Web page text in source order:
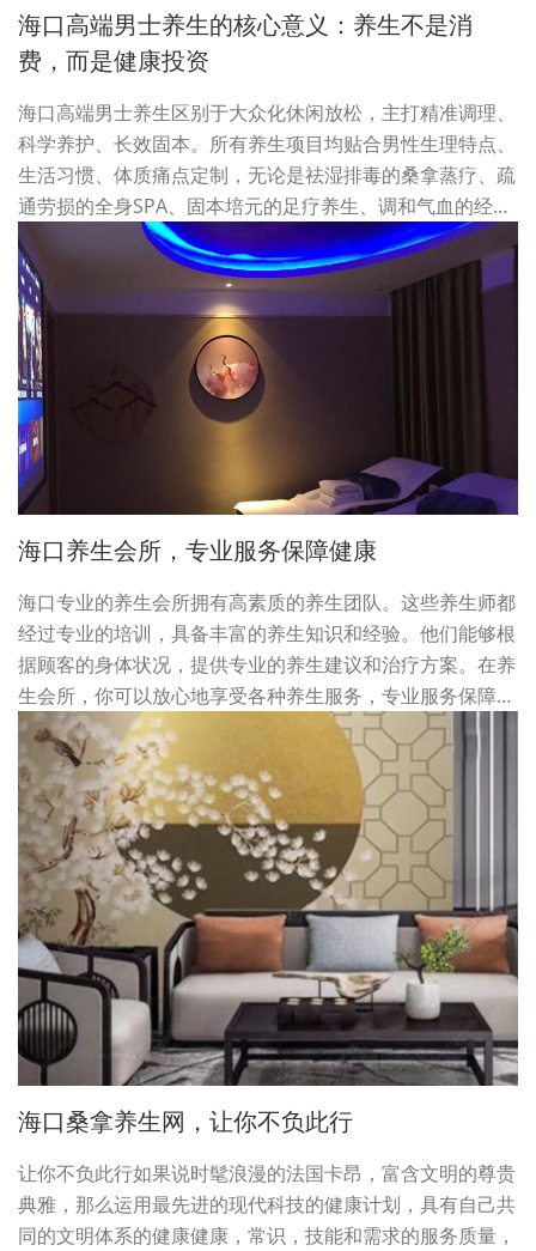
海口高端男士养生的核心意义：养生不是消
费，而是健康投资
海口高端男士养生区别于大众化休闲放松，主打精准调理、
科学养护、长效固本。所有养生项目均贴合男性生理特点、
生活习惯、体质痛点定制，无论是祛湿排毒的桑拿蒸疗、疏
通劳损的全身SPA、固本培元的足疗养生、调和气血的经…
海口养生会所，专业服务保障健康
海口专业的养生会所拥有高素质的养生团队。这些养生师都
经过专业的培训，具备丰富的养生知识和经验。他们能够根
据顾客的身体状况，提供专业的养生建议和治疗方案。在养
生会所，你可以放心地享受各种养生服务，专业服务保障…
海口桑拿养生网，让你不负此行
让你不负此行如果说时髦浪漫的法国卡昂，富含文明的尊贵
典雅，那么运用最先进的现代科技的健康计划，具有自己共
同的文明体系的健康健康，常识，技能和需求的服务质量，